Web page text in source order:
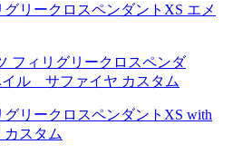
リークロスペンダントXS エメ
リークロスペンダントXS with
スタム